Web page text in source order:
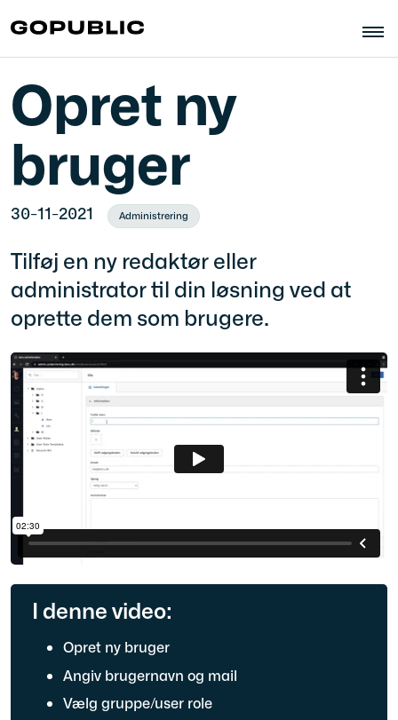
Opret ny
bruger
30-11-2021 Administrering
Tilføj en ny redaktør eller
administrator til din løsning ved at
oprette dem som brugere.
I denne video:
Opret ny bruger
Angiv brugernavn og mail
Vælg gruppe/user role